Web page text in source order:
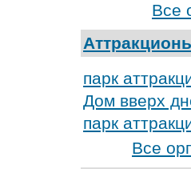
Все
парк
Дом вверх
парк
Все